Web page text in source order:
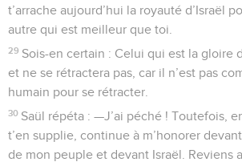
t’arrache aujourd’hui la royauté d’Israël
autre qui est meilleur que toi.
29 Sois-en certain : Celui qui est la gloire
et ne se rétractera pas, car il n’est pas
humain pour se rétracter.
30 Saül répéta : —J’ai péché ! Toutefois,
t’en supplie, continue à m’honorer
de mon peuple et devant Israël. Reviens